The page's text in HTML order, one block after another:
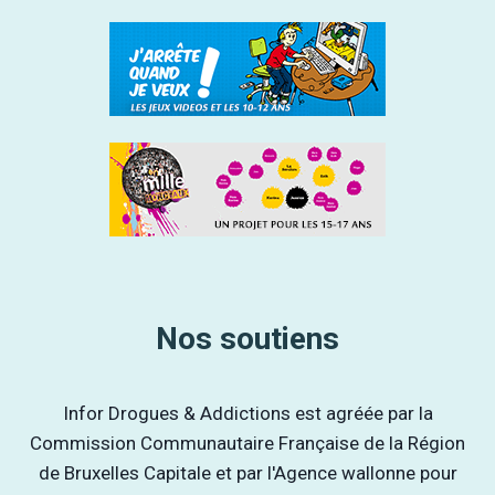
Nos soutiens
Infor Drogues & Addictions est agréée par la
Commission Communautaire Française de la Région
de Bruxelles Capitale et par l'Agence wallonne pour